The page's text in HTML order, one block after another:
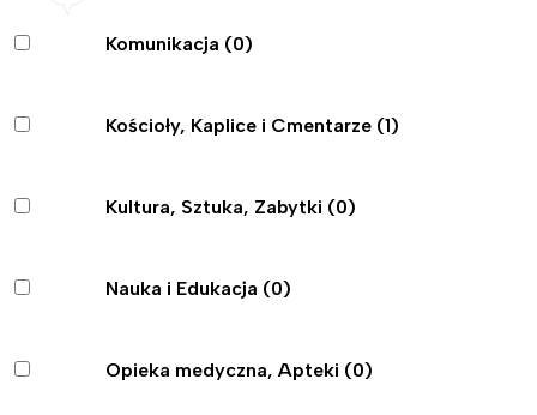
Komunikacja (0)
Kościoły, Kaplice i Cmentarze (1)
Kultura, Sztuka, Zabytki (0)
Nauka i Edukacja (0)
Opieka medyczna, Apteki (0)